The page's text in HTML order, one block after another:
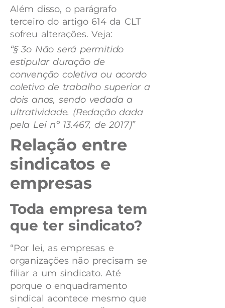
Além disso, o parágrafo
terceiro do artigo 614 da CLT
sofreu alterações. Veja:
“§ 3o Não será permitido
estipular duração de
convenção coletiva ou acordo
coletivo de trabalho superior a
dois anos, sendo vedada a
ultratividade. (Redação dada
pela Lei nº 13.467, de 2017)”
Relação entre
sindicatos e
empresas
Toda empresa tem
que ter sindicato?
“Por lei, as empresas e
organizações não precisam se
filiar a um sindicato. Até
porque o enquadramento
sindical acontece mesmo que